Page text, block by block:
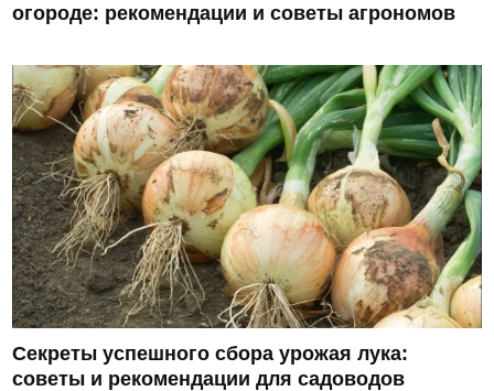
огороде: рекомендации и советы агрономов
Секреты успешного сбора урожая лука:
советы и рекомендации для садоводов